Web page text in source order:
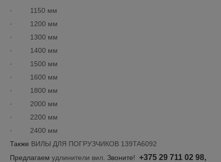
·
1150 мм
·
1200 мм
· 1300 мм
· 1400 мм
· 1500 мм
· 1600 мм
·
1800 мм
· 2000 мм
·
2200 мм
· 2400 мм
Также ВИЛЫ ДЛЯ ПОГРУЗЧИКОВ 139TA6092
Предлагаем удлинители вил . Звоните! +375 29 711 02 98,